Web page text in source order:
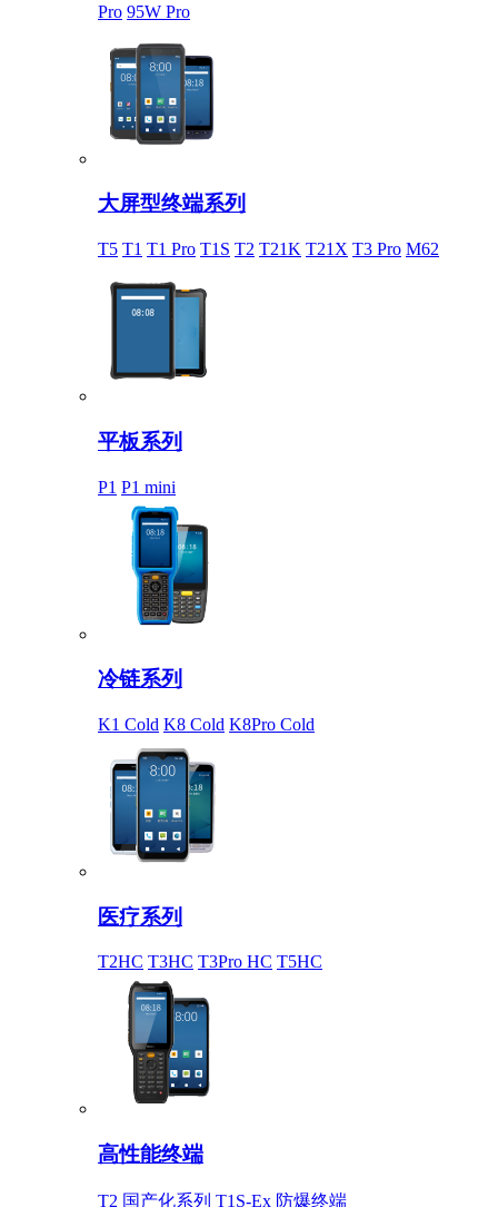
Pro 95W Pro
大屏型终端系列
T5 T1 T1 Pro T1S T2 T21K T21X T3 Pro M62
平板系列
P1 P1 mini
冷链系列
K1 Cold K8 Cold K8Pro Cold
医疗系列
T2HC T3HC T3Pro HC T5HC
高性能终端
T2 国产化系列 T1S-Ex 防爆终端